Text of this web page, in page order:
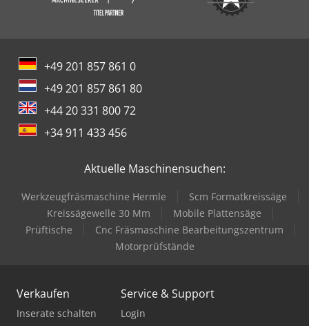
+49 201 857 861 0
+49 201 857 861 80
+44 20 331 800 72
+34 911 433 456
Aktuelle Maschinensuchen:
Werkzeugfräsmaschine Hermle
Scm Formatkreissäge
Kreissägewelle 30 Mm
Mobile Plattensäge
Prüftische
Cnc Fräsmaschine Bearbeitungszentrum
Motorprüfstände
Verkaufen
Inserate schalten
Service & Support
Login